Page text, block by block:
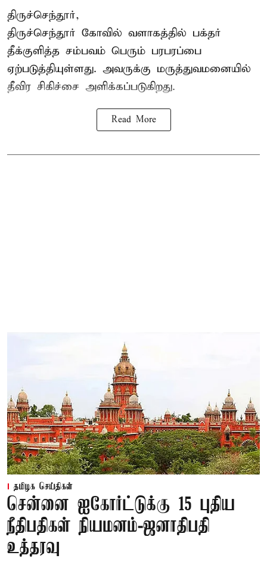
திருச்செந்தூர்,
திருச்செந்தூர் கோவில் வளாகத்தில் பக்தர்
தீக்குளித்த சம்பவம் பெரும் பரபரப்பை
ஏற்படுத்தியுள்ளது. அவருக்கு மருத்துவமனையில்
தீவிர சிகிச்சை அளிக்கப்படுகிறது.
Read More
தமிழக செய்திகள்
சென்னை ஐகோர்ட்டுக்கு 15 புதிய
நீதிபதிகள் நியமனம்-ஜனாதிபதி
உத்தரவு